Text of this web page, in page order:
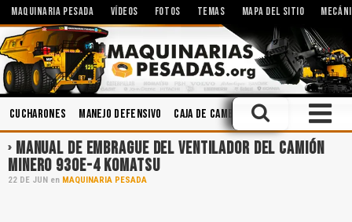
MAQUINARIA PESADA VÍDEOS FOTOS TEMAS MAPA DEL SITIO
Cucharones Manejo Defensivo Caja de Cambios Ingeniería
MANUAL DE EMBRAGUE DEL VENTILADOR DEL CAMIÓN
MINERO 930E-4 KOMATSU
22 DE JUN en MAQUINARIA PESADA